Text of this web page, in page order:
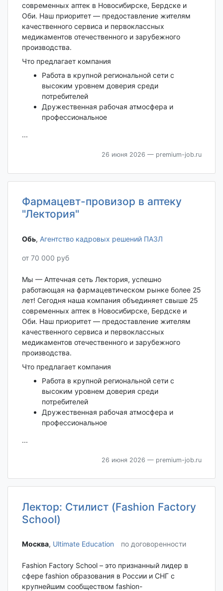
современных аптек в Новосибирске, Бердске и
Оби. Наш приоритет — предоставление жителям
качественного сервиса и первоклассных
медикаментов отечественного и зарубежного
производства.
Что предлагает компания
Работа в крупной региональной сети с
высоким уровнем доверия среди
потребителей
Дружественная рабочая атмосфера и
профессиональное
...
26 июня 2026 — premium-job.ru
Фармацевт-провизор в аптеку
"Лектория"
Обь‎, Агентство кадровых решений ПАЗЛ
от 70 000 руб
Мы — Аптечная сеть Лектория, успешно
работающая на фармацевтическом рынке более 25
лет! Сегодня наша компания объединяет свыше 25
современных аптек в Новосибирске, Бердске и
Оби. Наш приоритет — предоставление жителям
качественного сервиса и первоклассных
медикаментов отечественного и зарубежного
производства.
Что предлагает компания
Работа в крупной региональной сети с
высоким уровнем доверия среди
потребителей
Дружественная рабочая атмосфера и
профессиональное
...
26 июня 2026 — premium-job.ru
Лектор: Стилист (Fashion Factory
School)
Москва‎, Ultimate Education по договоренности
Fashion Factory School – это признанный лидер в
сфере fashion образования в России и СНГ с
крупнейшим сообществом fashion-